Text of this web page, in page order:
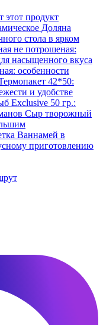
этот продукт
Доляна
стола в ярком
не потрошеная:
насыщенного вкуса
особенности
42*50:
и удобстве
Exclusive 50 гр.:
Сыр творожный
Ваннамей в
приготовлению